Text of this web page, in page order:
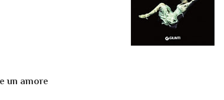
un amore